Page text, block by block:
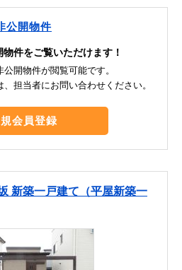
公開物件
件をご覧いただけます！
開物件が閲覧可能です。
担当者にお問い合わせください。
会員登録
新築一戸建て（平屋新築一